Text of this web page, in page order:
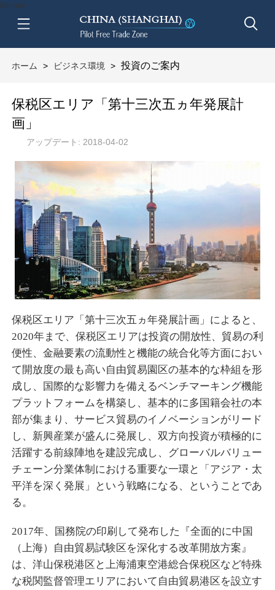
btn-nav
ホーム > ビジネス環境 > 投資のご案内
保税区エリア「第十三次五ヵ年発展計
画」
アップデート: 2018-04-02
保税区エリア「第十三次五ヵ年発展計画」によると、
2020年まで、保税区エリアは投資の開放性、貿易の利
便性、金融要素の流動性と機能の統合化等方面におい
て開放度の最も高い自由貿易園区の基本的な枠組を形
成し、国際的な影響力を備えるベンチマーキング機能
プラットフォームを構築し、基本的に多国籍会社の本
部が集まり、サービス貿易のイノベーションがリード
し、新興産業が盛んに発展し、双方向投資が積極的に
活躍する前線陣地を建設完成し、グローバルバリュー
チェーン分業体制における重要な一環と「アジア・太
平洋を深く発展」という戦略になる、ということであ
る。
2017年、国務院の印刷して発布した『全面的に中国
（上海）自由貿易試験区を深化する改革開放方案』
は、洋山保税港区と上海浦東空港総合保税区など特殊
な税関監督管理エリアにおいて自由貿易港区を設立す